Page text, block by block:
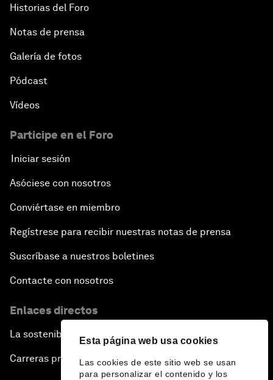
Esta página web usa cookies
Las cookies de este sitio web se usan
para personalizar el contenido y los
Historias del Foro
Notas de prensa
Galería de fotos
Pódcast
Vídeos
Participe en el Foro
Iniciar sesión
Asóciese con nosotros
Conviértase en miembro
Regístrese para recibir nuestras notas de prensa
Suscríbase a nuestros boletines
Contacte con nosotros
Enlaces directos
La sostenibilidad en el Foro
Carreras profesionales